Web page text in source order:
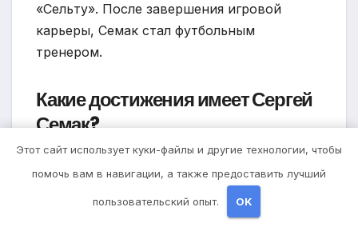
«Сельту». После завершения игровой
карьеры, Семак стал футбольным
тренером.
Какие достижения имеет Сергей
Семак?
Во время своей карьеры Сергей Семак
смог выиграть несколько чемпионских
титулов, включая чемпионство России с
Этот сайт использует куки-файлы и другие технологии, чтобы
помочь вам в навигации, а также предоставить лучший
пользовательский опыт. OK